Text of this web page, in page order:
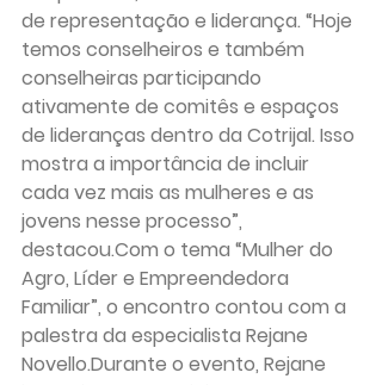
de representação e liderança. “Hoje
temos conselheiros e também
conselheiras participando
ativamente de comitês e espaços
de lideranças dentro da Cotrijal. Isso
mostra a importância de incluir
cada vez mais as mulheres e as
jovens nesse processo”,
destacou.Com o tema “Mulher do
Agro, Líder e Empreendedora
Familiar”, o encontro contou com a
palestra da especialista Rejane
Novello.Durante o evento, Rejane